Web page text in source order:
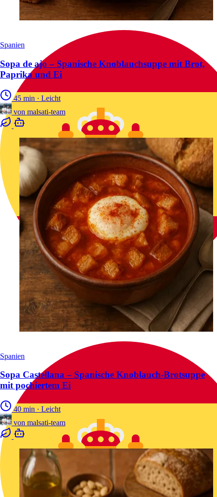
Spanien
Sopa de ajo – Spanische Knoblauchsuppe mit Brot,
Paprika und Ei
45 min · Leicht
von malsati-team
Spanien
Sopa Castellana – Spanische Knoblauch-Brotsuppe
mit pochiertem Ei
40 min · Leicht
von malsati-team